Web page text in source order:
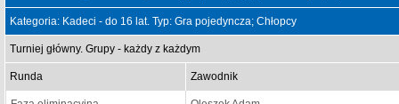
Kategoria: Kadeci - do 16 lat. Typ: Gra pojedyncza; Chłopcy
Turniej główny. Grupy - każdy z każdym
Runda Zawodnik